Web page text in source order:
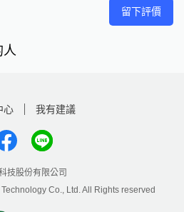
留下評價
心 我有建議
技股份有限公司
Co., Ltd. All Rights reserved